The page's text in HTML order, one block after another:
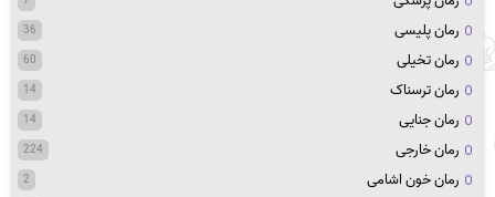
رمان پلیسی 36
رمان تخیلی 60
رمان ترسناک 14
رمان جنایی 14
رمان خارجی 224
رمان خون اشامی 2